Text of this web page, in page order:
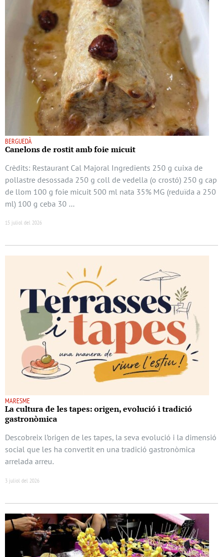
BERGUEDÀ
Canelons de rostit amb foie micuit
Crèdits: Restaurant Cal Majoral Ingredients 250 g cuixa de
pollastre desossada 250 g coll de vedella (o crostó) 250 g cap
de llom 100 g foie micuit 500 ml nata 35% MG (reduïda a 250
ml) 100 g ceba 30 …
15 juliol del 2026
MARESME
La cultura de les tapes: origen, evolució i tradició
gastronòmica
Descobreix l’origen de les tapes, la seva evolució i la dimensió
social que les ha convertit en una tradició gastronòmica
arrelada arreu.
3 juliol del 2026